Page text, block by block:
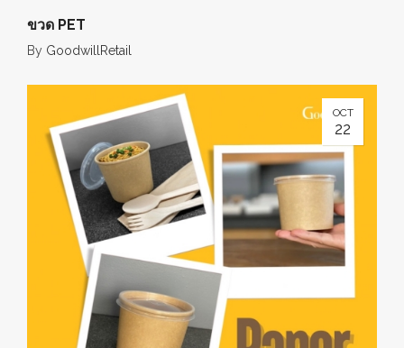
ขวด PET
By GoodwillRetail
OCT
22